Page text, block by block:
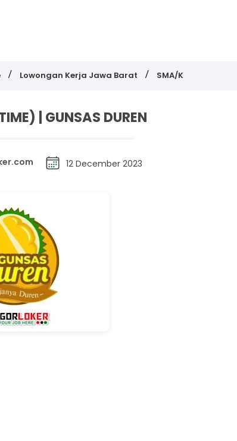
Lowongan Kerja Jawa Barat SMA/K
| GUNSAS DUREN
12 December 2023